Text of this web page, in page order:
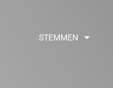
STEMMEN